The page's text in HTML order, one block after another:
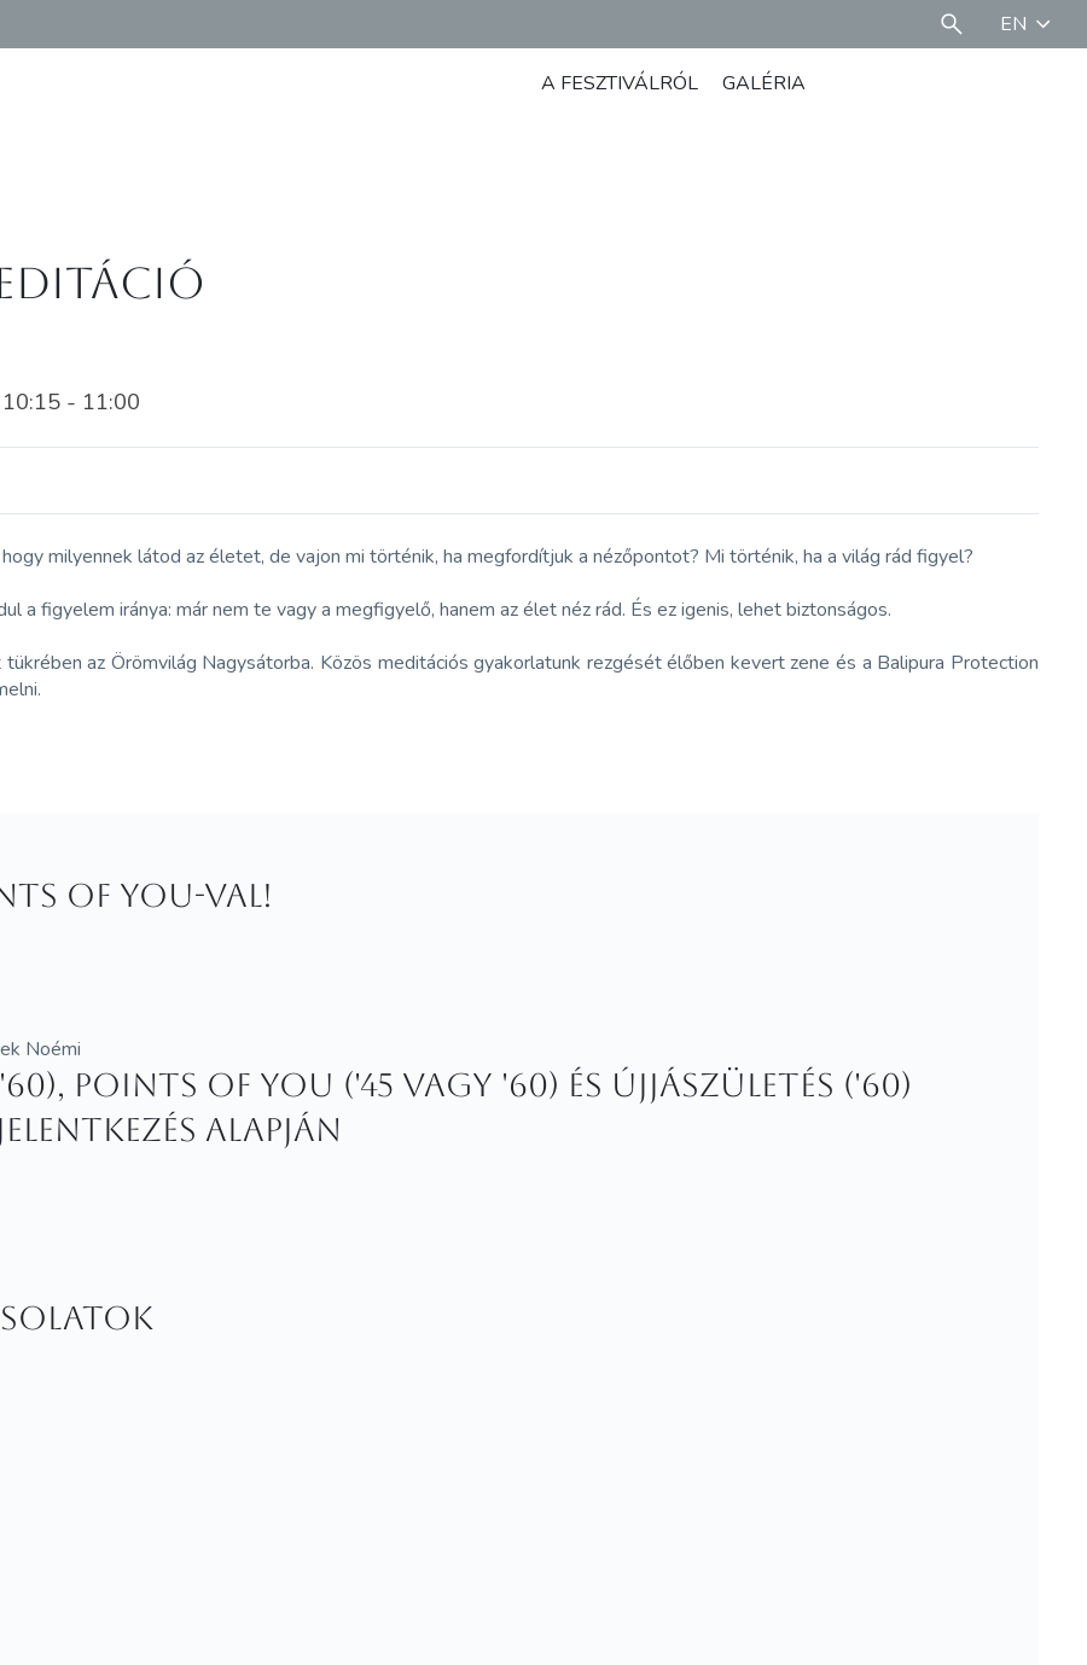
EN
A FESZTIVÁLRÓL GALÉRIA
- 11:00
milyennek látod az életet, de vajon mi történik, ha megfordítjuk a nézőpontot? Mi történik, ha a világ rád figyel?
a figyelem iránya: már nem te vagy a megfigyelő, hanem az élet néz rád. És ez igenis, lehet biztonságos.
az Örömvilág Nagysátorba. Közös meditációs gyakorlatunk rezgését élőben kevert zene és a Balipura Protection
of You-val!
Noémi
Points of You ('45 vagy '60) és Újjászületés ('60)
alapján